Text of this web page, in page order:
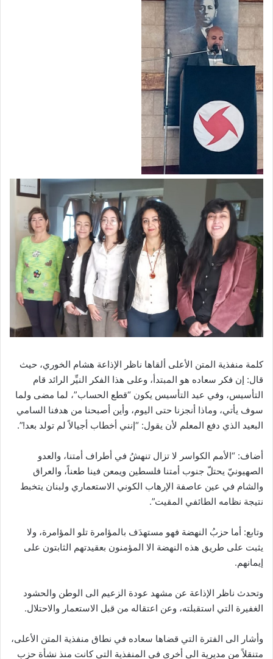
كلمة منفذية المتن الأعلى ألقاها ناظر الإذاعة هشام الخوري، حيث
قال: إن فكر سعاده هو المبتدأ، وعلى هذا الفكر النيِّر الرائد قام
التأسيس، وفي عيد التأسيس يكون “قطع الحساب”، لما مضى ولما
سوف يأتي، وماذا أنجزنا حتى اليوم، وأين أصبحنا من هدفنا السامي
البعيد الذي دفع المعلم لأن يقول: “إنني أخطاب أجيالاً لم تولد بعد!”.
أضاف: “الأمم الكواسر لا تزال تنهشُ في أطراف أمتنا، والعدو
الصهيونيّ يحتلّ جنوب أمتنا فلسطين ويمعن فينا طعناً، والعراق
والشام في عين عاصفة الإرهاب الكوني الاستعماري ولبنان يتخبط
نتيجة نظامه الطائفي المقيت”.
وتابع: أما حزبُ النهضة فهو مستهدَف بالمؤامرة تلو المؤامرة، ولا
يثبت على طريق هذه النهضة الا المؤمنون بعقيدتهم الثابتون على
إيمانهم.
وتحدث ناظر الإذاعة عن مشهد عودة الزعيم الى الوطن والحشود
الغفيرة التي استقبلته، وعن اعتقاله من قبل الاستعمار والاحتلال.
وأشار الى الفترة التي قضاها سعاده في نطاق منفذية المتن الأعلى،
متنقلاً من مديرية الى أخرى في المنفذية التي كانت منذ نشأة حزب